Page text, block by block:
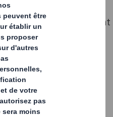
l’empreinte carbone sont
l’impact d’un
sur
différents :